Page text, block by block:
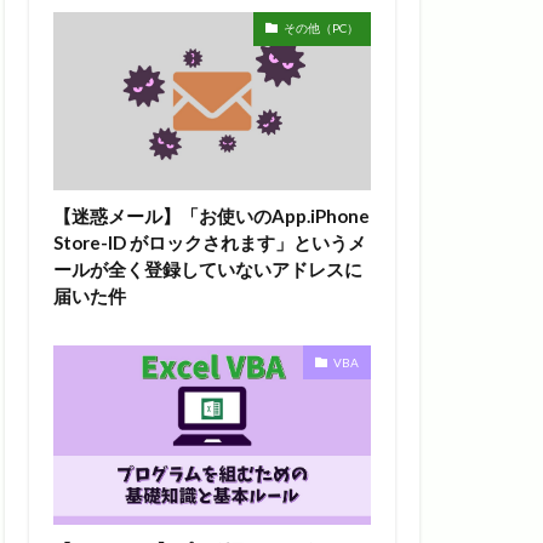
その他（PC）
【迷惑メール】「お使いのApp.iPhone
Store-ID がロックされます」というメ
ールが全く登録していないアドレスに
届いた件
VBA